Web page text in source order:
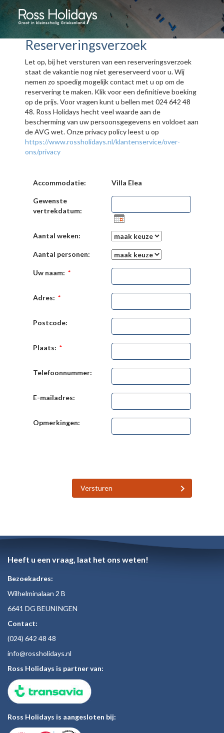
Reserveringsverzoek
Let op, bij het versturen van een reserveringsverzoek
staat de vakantie nog niet gereserveerd voor u. Wij
nemen zo spoedig mogelijk contact met u op om de
reservering te maken. Klik voor een definitieve boeking
op de prijs. Voor vragen kunt u bellen met 024 642 48
48. Ross Holidays hecht veel waarde aan de
bescherming van uw persoonsgegevens en voldoet aan
de AVG wet. Onze privacy policy leest u op
https://www.rossholidays.nl/klantenservice/over-
ons/privacy
Accommodatie: Villa Elea
Gewenste
vertrekdatum:
Aantal weken:
Aantal personen:
Uw naam: *
Adres: *
Postcode:
Plaats: *
Telefoonnummer:
E-mailadres:
Opmerkingen:
Versturen
Heeft u een vraag, laat het ons weten!
Bezoekadres:
Wilhelminalaan 2 B
6641 DG BEUNINGEN
Contact:
(024) 642 48 48
info@rossholidays.nl
Ross Holidays is partner van:
Ross Holidays is aangesloten bij: